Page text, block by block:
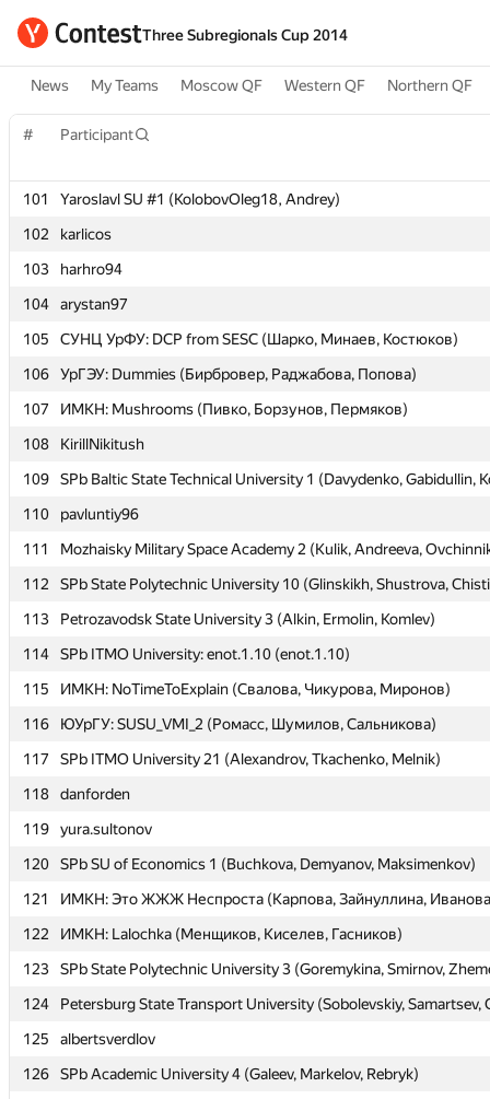
Three Subregionals Cup 2014
News My Teams Moscow QF Western QF Northern QF
# Participant
101
Yaroslavl SU #1 (KolobovOleg18, Andrey)
102
karlicos
103
harhro94
104
arystan97
105
СУНЦ УрФУ: DCP from SESC (Шарко, Минаев, Костюков)
106
УрГЭУ: Dummies (Бирбровер, Раджабова, Попова)
107
ИМКН: Mushrooms (Пивко, Борзунов, Пермяков)
108
KirillNikitush
109
SPb Baltic State Technical University 1 (Davydenko, Gabidullin,
110
pavluntiy96
111
Mozhaisky Military Space Academy 2 (Kulik, Andreeva,
112
SPb State Polytechnic University 10 (Glinskikh, Shustrova,
113
Petrozavodsk State University 3 (Alkin, Ermolin, Komlev)
114
SPb ITMO University: enot.1.10 (enot.1.10)
115
ИМКН: NoTimeToExplain (Свалова, Чикурова, Миронов)
116
ЮУрГУ: SUSU_VMI_2 (Ромасс, Шумилов, Сальникова)
117
SPb ITMO University 21 (Alexandrov, Tkachenko, Melnik)
118
danforden
119
yura.sultonov
120
SPb SU of Economics 1 (Buchkova, Demyanov, Maksimenkov)
121
ИМКН: Это ЖЖЖ Неспроста (Карпова, Зайнуллина,
122
ИМКН: Lalochka (Менщиков, Киселев, Гасников)
123
SPb State Polytechnic University 3 (Goremykina, Smirnov,
124
Petersburg State Transport University (Sobolevskiy, Samartsev,
125
albertsverdlov
126
SPb Academic University 4 (Galeev, Markelov, Rebryk)
# Participant
101
Yaroslavl SU #1 (KolobovOleg18, Andrey)
102
karlicos
103
harhro94
104
arystan97
105
СУНЦ УрФУ: DCP from SESC (Шарко, Минаев, Костюков)
106
УрГЭУ: Dummies (Бирбровер, Раджабова, Попова)
107
ИМКН: Mushrooms (Пивко, Борзунов, Пермяков)
108
KirillNikitush
109
SPb Baltic State Technical University 1 (Davydenko, Gabidullin,
110
pavluntiy96
111
Mozhaisky Military Space Academy 2 (Kulik, Andreeva,
112
SPb State Polytechnic University 10 (Glinskikh, Shustrova,
113
Petrozavodsk State University 3 (Alkin, Ermolin, Komlev)
114
SPb ITMO University: enot.1.10 (enot.1.10)
115
ИМКН: NoTimeToExplain (Свалова, Чикурова, Миронов)
116
ЮУрГУ: SUSU_VMI_2 (Ромасс, Шумилов, Сальникова)
117
SPb ITMO University 21 (Alexandrov, Tkachenko, Melnik)
118
danforden
119
yura.sultonov
120
SPb SU of Economics 1 (Buchkova, Demyanov, Maksimenkov)
121
ИМКН: Это ЖЖЖ Неспроста (Карпова, Зайнуллина,
122
ИМКН: Lalochka (Менщиков, Киселев, Гасников)
123
SPb State Polytechnic University 3 (Goremykina, Smirnov,
124
Petersburg State Transport University (Sobolevskiy, Samartsev,
125
albertsverdlov
126
SPb Academic University 4 (Galeev, Markelov, Rebryk)